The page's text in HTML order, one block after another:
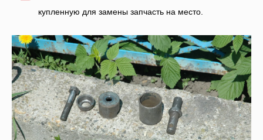
купленную для замены запчасть на место.